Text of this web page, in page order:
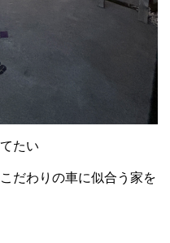
たい
だわりの車に似合う家を